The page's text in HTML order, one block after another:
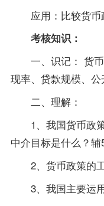
应用：比较货币
考核知识：
一、识记： 货币
现率、贷款规模、
二、理解：
1、我国货币政策
中介目标是什么？辅
2、货币政策的工
3、我国主要运用